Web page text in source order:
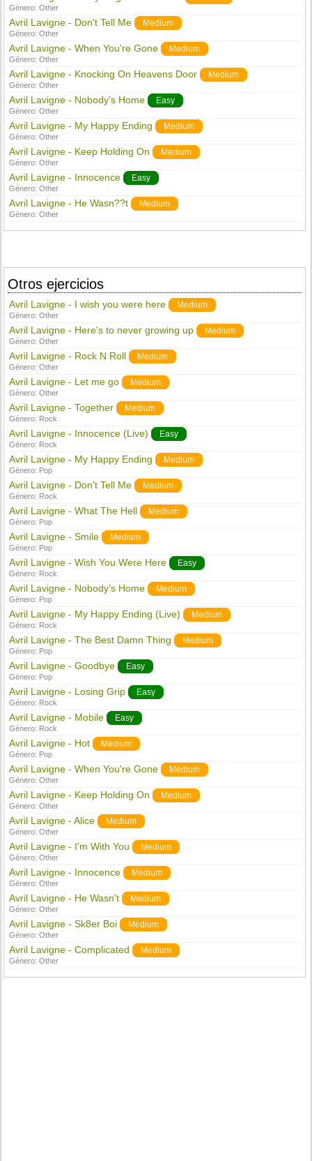
Género:Other
Avril Lavigne - Don't Tell Me Medium
Género:Other
Avril Lavigne - When You're Gone Medium
Género:Other
Avril Lavigne - Knocking On Heavens Door Medium
Género:Other
Avril Lavigne - Nobody's Home Easy
Género:Other
Avril Lavigne - My Happy Ending Medium
Género:Other
Avril Lavigne - Keep Holding On Medium
Género:Other
Avril Lavigne - Innocence Easy
Género:Other
Avril Lavigne - He Wasn??t Medium
Género:Other
Otros ejercicios
Avril Lavigne - I wish you were here Medium
Género:Other
Avril Lavigne - Here's to never growing up Medium
Género:Other
Avril Lavigne - Rock N Roll Medium
Género:Other
Avril Lavigne - Let me go Medium
Género:Other
Avril Lavigne - Together Medium
Género: Rock
Avril Lavigne - Innocence (Live) Easy
Género: Rock
Avril Lavigne - My Happy Ending Medium
Género: Pop
Avril Lavigne - Don't Tell Me Medium
Género: Rock
Avril Lavigne - What The Hell Medium
Género: Pop
Avril Lavigne - Smile Medium
Género: Pop
Avril Lavigne - Wish You Were Here Easy
Género: Rock
Avril Lavigne - Nobody's Home Medium
Género: Pop
Avril Lavigne - My Happy Ending (Live) Medium
Género: Rock
Avril Lavigne - The Best Damn Thing Medium
Género: Pop
Avril Lavigne - Goodbye Easy
Género: Pop
Avril Lavigne - Losing Grip Easy
Género: Rock
Avril Lavigne - Mobile Easy
Género: Rock
Avril Lavigne - Hot Medium
Género: Pop
Avril Lavigne - When You're Gone Medium
Género:Other
Avril Lavigne - Keep Holding On Medium
Género:Other
Avril Lavigne - Alice Medium
Género:Other
Avril Lavigne - I'm With You Medium
Género:Other
Avril Lavigne - Innocence Medium
Género:Other
Avril Lavigne - He Wasn't Medium
Género:Other
Avril Lavigne - Sk8er Boi Medium
Género:Other
Avril Lavigne - Complicated Medium
Género:Other